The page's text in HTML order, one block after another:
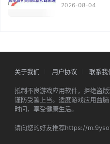
2026-08-04
关于我们 用户协议 联系我
抵制不良游戏应用软件，拒绝盗
谨防受骗上当。适度游戏应用益
时间，享受健康生活。
请向您的好友推荐https://